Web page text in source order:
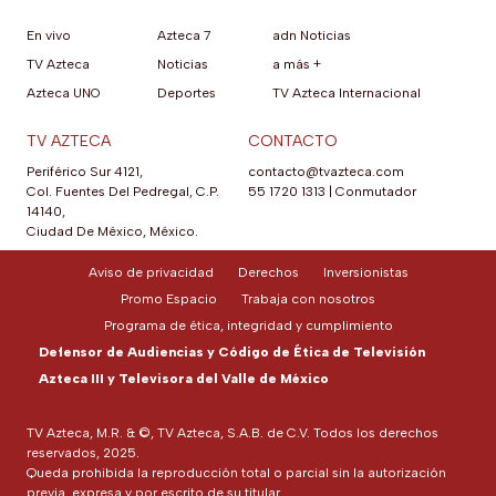
En vivo
TV Azteca
Azteca UNO
Azteca 7
Noticias
Deportes
adn Noticias
a más +
TV Azteca Internacional
TV AZTECA
Periférico Sur 4121,
Col. Fuentes Del Pedregal, C.P.
14140,
Ciudad De México, México.
CONTACTO
contacto@tvazteca.com
55 1720 1313
Conmutador
TV Azteca, M.R. & ©, TV Azteca, S.A.B. de C.V. Todos los derechos
reservados, 2025.
Queda prohibida la reproducción total o parcial sin la autorización
previa, expresa y por escrito de su titular.
Aviso de privacidad Derechos
Inversionistas
Promo Espacio
Trabaja con nosotros
Programa de ética, integridad y cumplimiento
Defensor de Audiencias y Código de Ética de Televisión
Azteca III y Televisora del Valle de México